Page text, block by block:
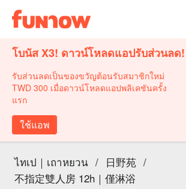
โบนัส X3! ดาวน์โหลดแอปรับส่วนลด!
รับส่วนลดเป็นของขวัญต้อนรับสมาชิกใหม่
TWD 300 เมื่อดาวน์โหลดแอปพลิเคชันครั้ง
แรก
ใช้แอพ
ไทเป｜เถาหยวน / 日野苑 /
不指定雙人房 12h｜僅淋浴